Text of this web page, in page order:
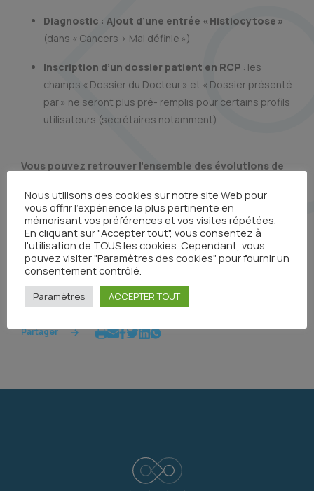
Diagnostic : Ajout d’une entrée « Histiocytose »
(dans « Cancers > Mal définie »)
Inscription d’un dossier patient en RCP : les
champs « Dossier du Docteur » et « Dossier présenté
par » ne seront plus pré- remplis pour certains profils
utilisateurs (secrétaires notamment).
Vous pouvez retrouver l’ensemble des évolutions de
Accéder au DCC
Partager
Nous utilisons des cookies sur notre site Web pour
vous offrir l'expérience la plus pertinente en
mémorisant vos préférences et vos visites répétées.
En cliquant sur "Accepter tout", vous consentez à
l'utilisation de TOUS les cookies. Cependant, vous
pouvez visiter "Paramètres des cookies" pour fournir un
consentement contrôlé.
Paramètres ACCEPTER TOUT